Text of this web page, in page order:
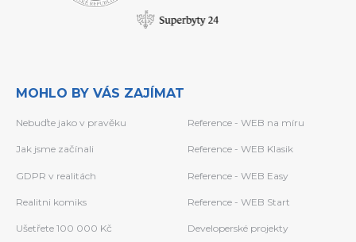
MOHLO BY VÁS ZAJÍMAT
Nebuďte jako v pravěku Reference - WEB na míru
Jak jsme začínali Reference - WEB Klasik
GDPR v realitách Reference - WEB Easy
Realitni komiks Reference - WEB Start
Ušetřete 100 000 Kč Developerské projekty